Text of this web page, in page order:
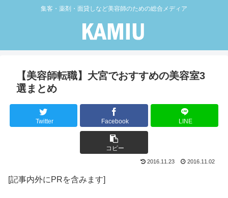
集客・薬剤・面貸しなど美容師のための総合メディア
【美容師転職】大宮でおすすめの美容室3
選まとめ
Twitter Facebook LINE
コピー
2016.11.23 2016.11.02
[記事内外にPRを含みます]